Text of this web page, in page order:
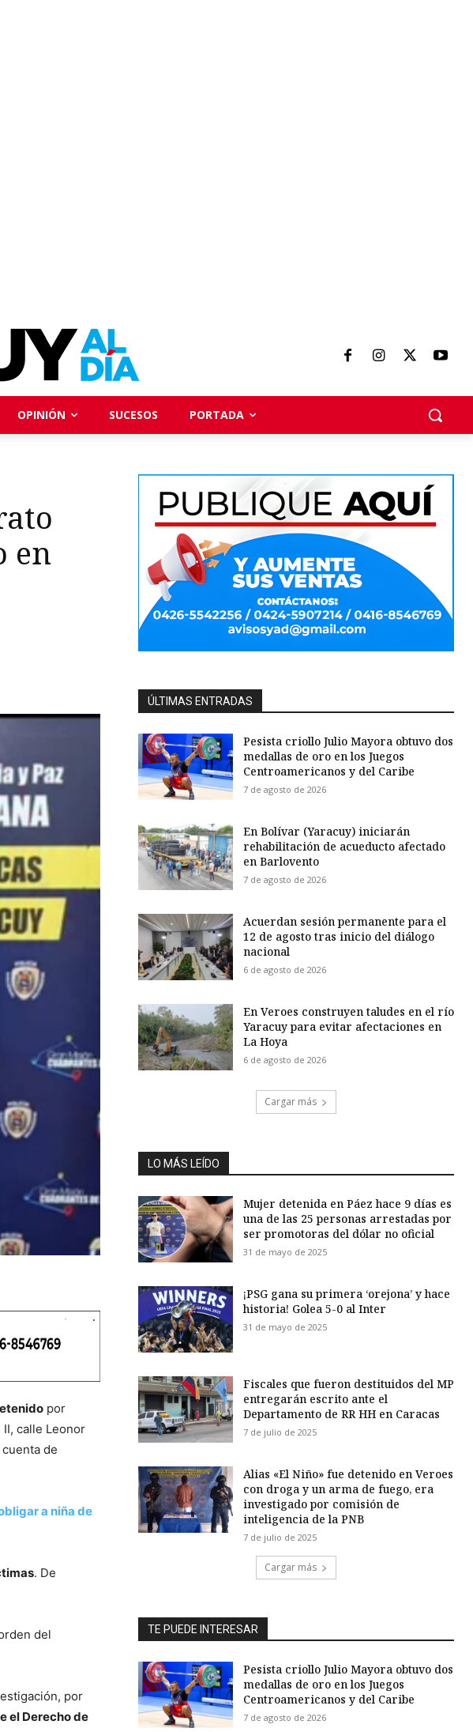
OPINIÓN SUCESOS PORTADA
en
por
calle Leonor
de
a niña de
. De
del
por
el Derecho de
ÚLTIMAS ENTRADAS
Pesista criollo Julio Mayora obtuvo dos
medallas de oro en los Juegos
Centroamericanos y del Caribe
7 de agosto de 2026
En Bolívar (Yaracuy) iniciarán
rehabilitación de acueducto afectado
en Barlovento
7 de agosto de 2026
Acuerdan sesión permanente para el
12 de agosto tras inicio del diálogo
nacional
6 de agosto de 2026
En Veroes construyen taludes en el río
Yaracuy para evitar afectaciones en
La Hoya
6 de agosto de 2026
Cargar más
LO MÁS LEÍDO
Mujer detenida en Páez hace 9 días es
una de las 25 personas arrestadas por
ser promotoras del dólar no oficial
31 de mayo de 2025
¡PSG gana su primera ‘orejona’ y hace
historia! Golea 5-0 al Inter
31 de mayo de 2025
Fiscales que fueron destituidos del MP
entregarán escrito ante el
Departamento de RR HH en Caracas
7 de julio de 2025
Alias «El Niño» fue detenido en Veroes
con droga y un arma de fuego, era
investigado por comisión de
inteligencia de la PNB
7 de julio de 2025
Cargar más
TE PUEDE INTERESAR
Pesista criollo Julio Mayora obtuvo dos
medallas de oro en los Juegos
Centroamericanos y del Caribe
7 de agosto de 2026